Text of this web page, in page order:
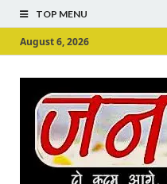
TOP MENU
August 6, 2026